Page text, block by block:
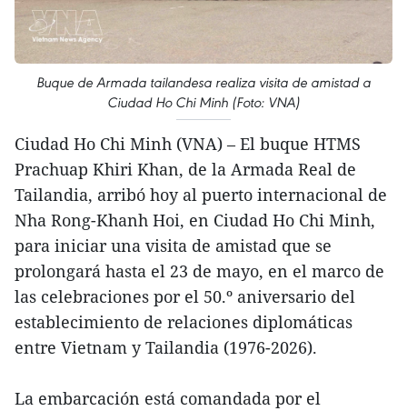
Buque de Armada tailandesa realiza visita de amistad a
Ciudad Ho Chi Minh (Foto: VNA)
Ciudad Ho Chi Minh (VNA) – El buque HTMS
Prachuap Khiri Khan, de la Armada Real de
Tailandia, arribó hoy al puerto internacional de
Nha Rong-Khanh Hoi, en Ciudad Ho Chi Minh,
para iniciar una visita de amistad que se
prolongará hasta el 23 de mayo, en el marco de
las celebraciones por el 50.º aniversario del
establecimiento de relaciones diplomáticas
entre Vietnam y Tailandia (1976-2026).
La embarcación está comandada por el